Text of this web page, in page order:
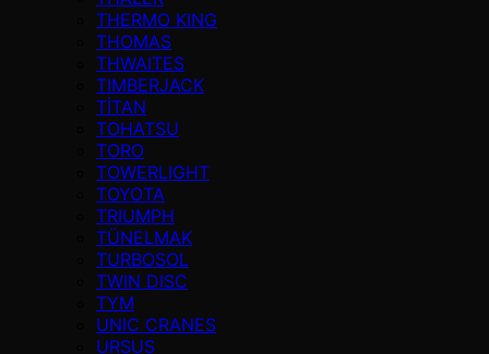
THERMO KING
THOMAS
THWAITES
TIMBERJACK
TİTAN
TOHATSU
TORO
TOWERLIGHT
TOYOTA
TRIUMPH
TÜNELMAK
TURBOSOL
TWIN DISC
TYM
UNIC CRANES
URSUS